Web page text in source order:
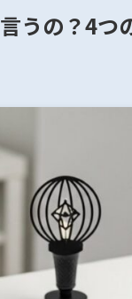
うの？4つ